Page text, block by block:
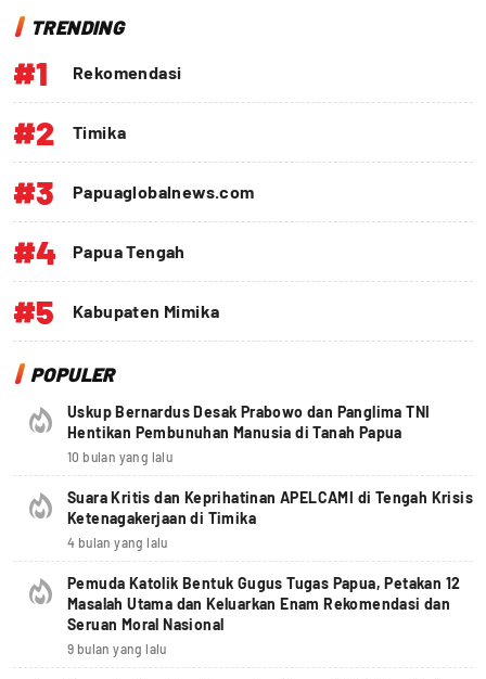
TRENDING
#1 Rekomendasi
#2 Timika
#3 Papuaglobalnews.com
#4 Papua Tengah
#5 Kabupaten Mimika
POPULER
Uskup Bernardus Desak Prabowo dan Panglima TNI
Hentikan Pembunuhan Manusia di Tanah Papua
10 bulan yang lalu
Suara Kritis dan Keprihatinan APELCAMI di Tengah Krisis
Ketenagakerjaan di Timika
4 bulan yang lalu
Pemuda Katolik Bentuk Gugus Tugas Papua, Petakan 12
Masalah Utama dan Keluarkan Enam Rekomendasi dan
Seruan Moral Nasional
9 bulan yang lalu